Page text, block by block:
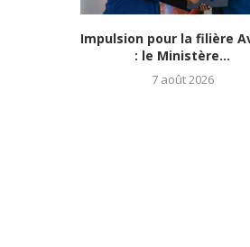
Impulsion pour la filière
: le Ministère...
7 août 2026